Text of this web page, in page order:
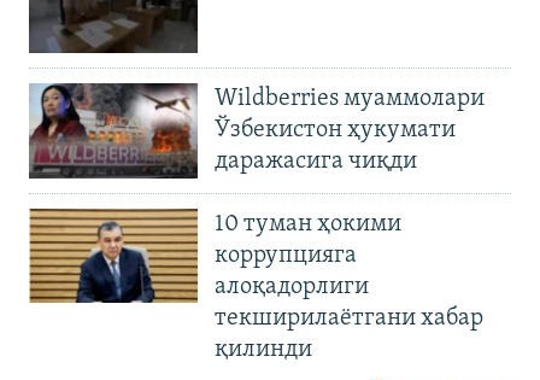
Wildberries муаммолари
Ўзбекистон ҳукумати
даражасига чиқди
10 туман ҳокими
коррупцияга
алоқадорлиги
текширилаётгани хабар
қилинди